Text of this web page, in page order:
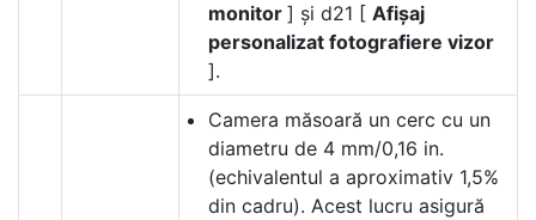
monitor ] și d21 [ Afișaj
personalizat fotografiere vizor
].
Camera măsoară un cerc cu un
diametru de 4 mm/0,16 in.
(echivalentul a aproximativ 1,5%
din cadru). Acest lucru asigură